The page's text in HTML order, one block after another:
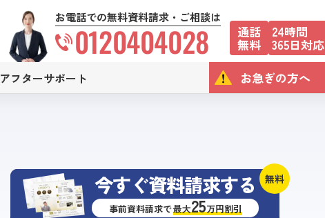
お電話での無料資料請求・ご相談は
0120404028 通話
無料
24時間
365日対応
アフターサポート お急ぎの方へ
無料
今すぐ資料請求する
事前資料請求で最大25万円割引